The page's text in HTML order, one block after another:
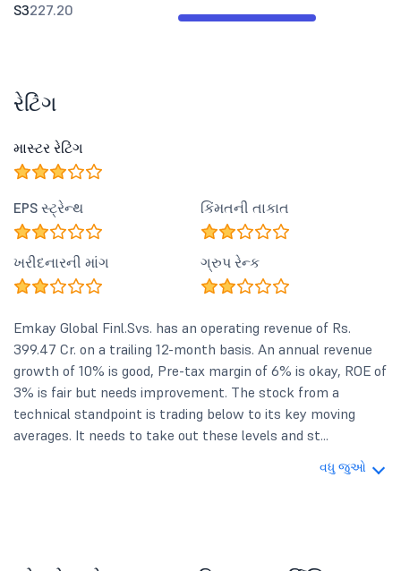
S3227.20
રેટિંગ
માસ્ટર રેટિંગ
EPS સ્ટ્રેન્થ કિંમતની તાકાત
ખરીદનારની માંગ ગ્રુપ રેન્ક
Emkay Global Finl.Svs. has an operating revenue of Rs.
399.47 Cr. on a trailing 12-month basis. An annual revenue
growth of 10% is good, Pre-tax margin of 6% is okay, ROE of
3% is fair but needs improvement. The stock from a
technical standpoint is trading below to its key moving
averages. It needs to take out these levels and st...
વધુ જુઓ